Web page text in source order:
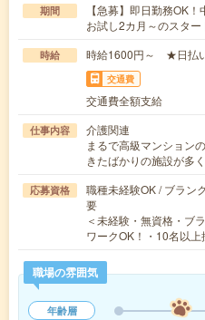
期間
【急募】即日勤務OK
お試し2カ月～のスター
時給 時給1600円～ ★日払
交通費
交通費全額支給
仕事内容
介護関連
まるで高級マンション
きたばかりの施設が多
応募資格
職種未経験OK / ブラン
要
＜未経験・無資格・ブ
ワークOK！・10名以
職場の雰囲気
年齢層